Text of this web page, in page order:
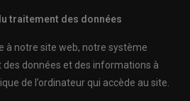
traitement des données
à notre site web, notre système
données et des informations à
de l’ordinateur qui accède au site.